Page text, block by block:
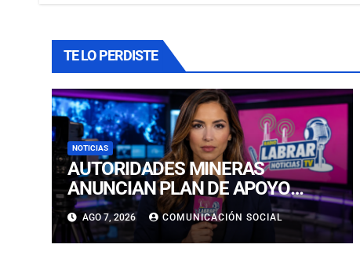
TE LO PERDISTE
NOTICIAS
AUTORIDADES MINERAS
ANUNCIAN PLAN DE APOYO
EXTRAORDINARIO PARA
REACTIVAR FAENAS AFECTADAS
EN COQUIMBO Y ATACAMA
AGO 7, 2026 COMUNICACIÓN SOCIAL